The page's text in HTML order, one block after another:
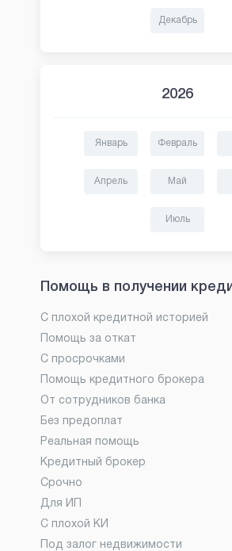
Декабрь
2026
Январь Февраль
Апрель Май
Июль
Помощь в получении
С плохой кредитной историей
Помощь за откат
С просрочками
Помощь кредитного брокера
От сотрудников банка
Без предоплат
Реальная помощь
Кредитный брокер
Срочно
Для ИП
С плохой КИ
Под залог недвижимости